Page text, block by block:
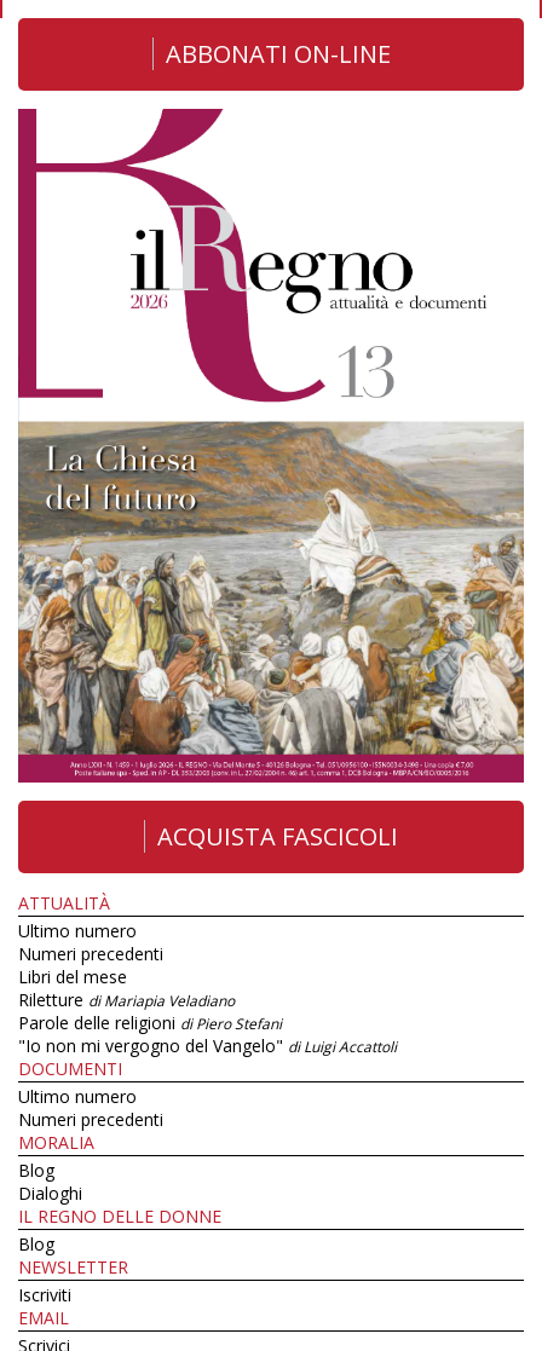
ABBONATI ON-LINE
ACQUISTA FASCICOLI
ATTUALITÀ
Ultimo numero
Numeri precedenti
Libri del mese
Riletture di Mariapia Veladiano
Parole delle religioni di Piero Stefani
"Io non mi vergogno del Vangelo" di Luigi Accattoli
DOCUMENTI
Ultimo numero
Numeri precedenti
MORALIA
Blog
Dialoghi
IL REGNO DELLE DONNE
Blog
NEWSLETTER
Iscriviti
EMAIL
Scrivici